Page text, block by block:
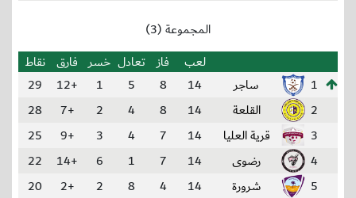
المجموعة (3)
لعب
فاز تعادل خسر فارق نقاط
1
ساجر 14
8
5
1
+12
29
2
القلعة 14
8
4
2
+7
28
3
قرية العليا 14
7
4
3
+9
25
4
رضوى 14
7
1
6
+14
22
5
شرورة 14
4
8
2
+2
20